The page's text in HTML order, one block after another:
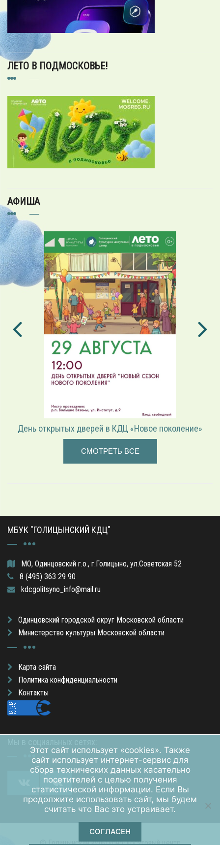
ЛЕТО В ПОДМОСКОВЬЕ!
АФИША
День открытых дверей в КДЦ «Новое поколение»
СМОТРЕТЬ ВСЕ
МБУК "ГОЛИЦЫНСКИЙ КДЦ"
МО, Одинцовский г.о., г.Голицыно, ул.Советская 52
8 (495) 363 29 90
kdcgolitsyno_info@mail.ru
Одинцовский городской округ Московской области
Министерство культуры Московской области
Карта сайта
Политика конфиденциальности
Контакты
© Голицынский культурно-досуговый центр
Этот сайт использует «cookies». Также
сайт использует интернет-сервис для
сбора технических данных касательно
посетителей с целью получения
статистической информации. Если Вы
продолжите использовать сайт, мы будем
считать что Вас это устраивает.
СОГЛАСЕН